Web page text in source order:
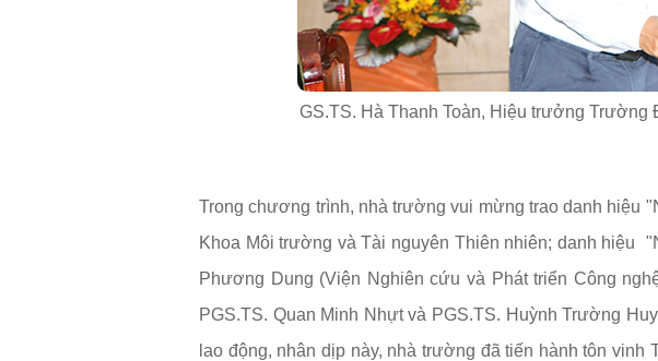
GS.TS. Hà Thanh Toàn, Hiệu trưởng Trường
Trong chương trình, nhà trường vui mừng trao danh hiệu
Khoa Môi trường và Tài nguyên Thiên nhiên; danh hiệu
Phương Dung (Viện Nghiên cứu và Phát triển Công
PGS.TS. Quan Minh Nhựt và PGS.TS. Huỳnh Trường
lao động, nhân dịp này, nhà trường đã tiến hành tôn